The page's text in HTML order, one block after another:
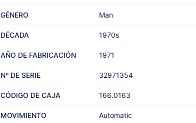
GÉNERO Man‎
DÉCADA 1970s
AÑO DE FABRICACIÓN 1971
Nº DE SERIE 32971354
CÓDIGO DE CAJA 166.0163
MOVIMIENTO Automatic‎ ‎